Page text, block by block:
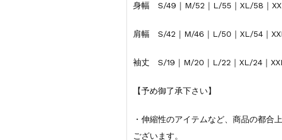
身幅 S/49｜M/52｜L/55｜XL/58｜
肩幅 S/42｜M/46｜L/50｜XL/54｜
袖丈 S/19｜M/20｜L/22｜XL/24｜
【予め御了承下さい】
・伸縮性のアイテムなど、商品の都合
ございます。